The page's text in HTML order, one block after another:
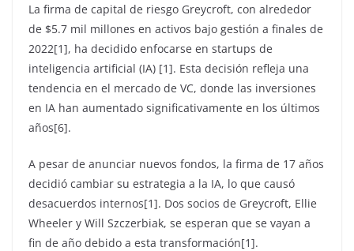
La firma de capital de riesgo Greycroft, con alrededor
de $5.7 mil millones en activos bajo gestión a finales de
2022[1], ha decidido enfocarse en startups de
inteligencia artificial (IA) [1]. Esta decisión refleja una
tendencia en el mercado de VC, donde las inversiones
en IA han aumentado significativamente en los últimos
años[6].
A pesar de anunciar nuevos fondos, la firma de 17 años
decidió cambiar su estrategia a la IA, lo que causó
desacuerdos internos[1]. Dos socios de Greycroft, Ellie
Wheeler y Will Szczerbiak, se esperan que se vayan a
fin de año debido a esta transformación[1].